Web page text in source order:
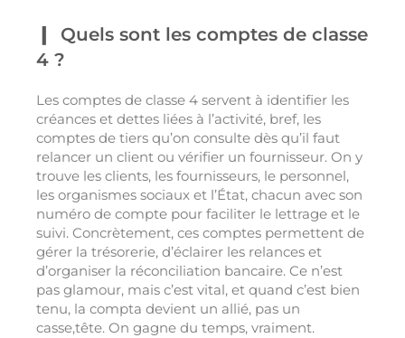
Quels sont les comptes de classe
4 ?
Les comptes de classe 4 servent à identifier les
créances et dettes liées à l’activité, bref, les
comptes de tiers qu’on consulte dès qu’il faut
relancer un client ou vérifier un fournisseur. On y
trouve les clients, les fournisseurs, le personnel,
les organismes sociaux et l’État, chacun avec son
numéro de compte pour faciliter le lettrage et le
suivi. Concrètement, ces comptes permettent de
gérer la trésorerie, d’éclairer les relances et
d’organiser la réconciliation bancaire. Ce n’est
pas glamour, mais c’est vital, et quand c’est bien
tenu, la compta devient un allié, pas un
casse,tête. On gagne du temps, vraiment.